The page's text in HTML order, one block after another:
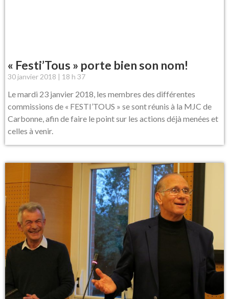
« Festi’Tous » porte bien son nom!
30 janvier 2018 18 h 37
Le mardi 23 janvier 2018, les membres des différentes
commissions de « FESTI’TOUS » se sont réunis à la MJC de
Carbonne, afin de faire le point sur les actions déjà menées et
celles à venir.